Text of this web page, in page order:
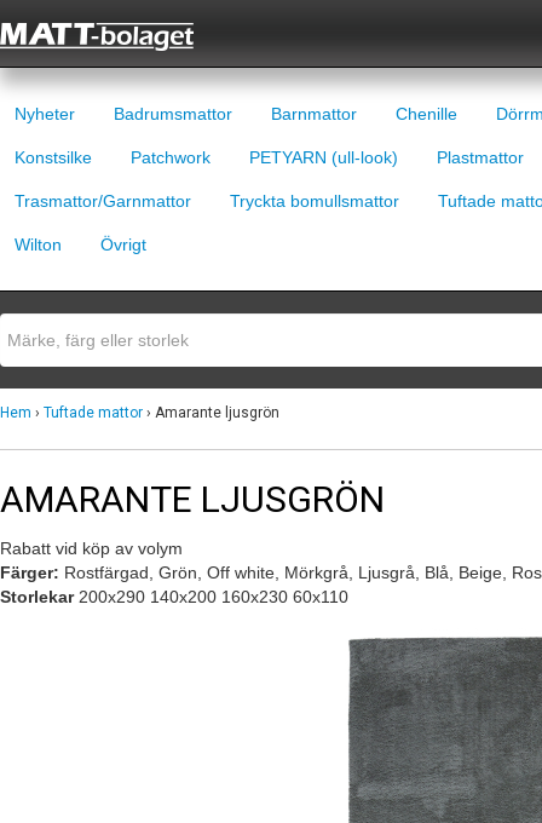
Nyheter Badrumsmattor Barnmattor Chenille
Konstsilke Patchwork PETYARN (ull-look) Plastmattor
Trasmattor/Garnmattor Tryckta bomullsmattor Tuftade
Wilton Övrigt
Hem › Tuftade mattor › Amarante ljusgrön
AMARANTE LJUSGRÖN
Rabatt vid köp av volym
Färger: Rostfärgad, Grön, Off white, Mörkgrå, Ljusgrå, Blå, Beige,
Storlekar200x290 140x200 160x230 60x110